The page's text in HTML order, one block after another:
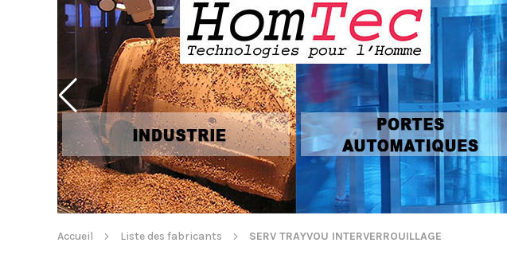
Accueil Liste des fabricants SERV TRAYVOU INTERVERROUILLAGE